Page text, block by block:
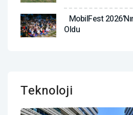
MobilFest
Oldu
Teknoloji